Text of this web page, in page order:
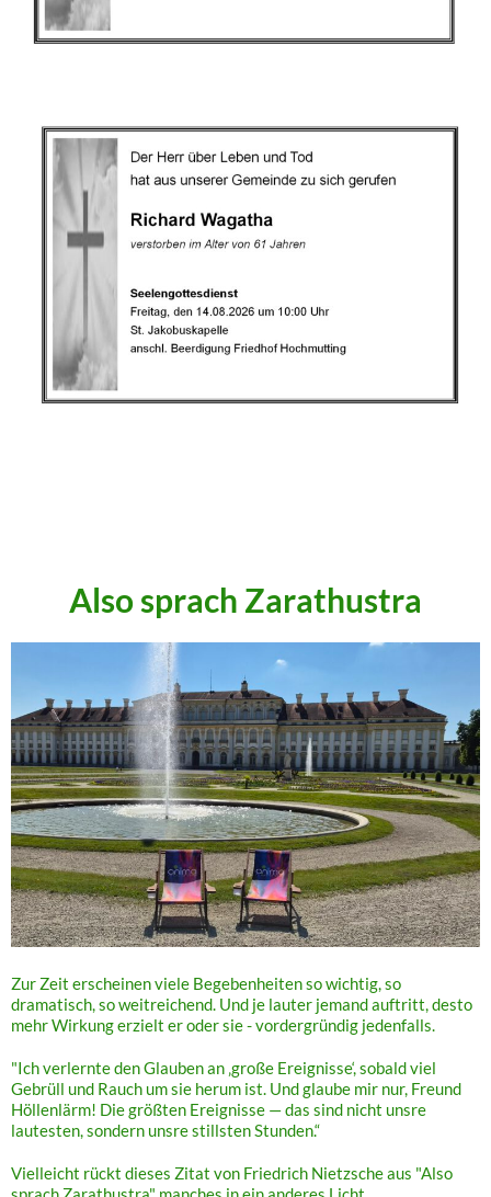
Also sprach Zarathustra
Zur Zeit erscheinen viele Begebenheiten so wichtig, so
dramatisch, so weitreichend. Und je lauter jemand auftritt, desto
mehr Wirkung erzielt er oder sie - vordergründig jedenfalls.
"Ich verlernte den Glauben an ‚große Ereignisse‘, sobald viel
Gebrüll und Rauch um sie herum ist. Und glaube mir nur, Freund
Höllenlärm! Die größten Ereignisse — das sind nicht unsre
lautesten, sondern unsre stillsten Stunden.“
Vielleicht rückt dieses Zitat von Friedrich Nietzsche aus "Also